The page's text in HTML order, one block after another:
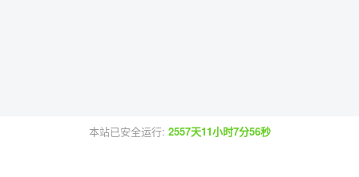
本站已安全运行: 2557天11小时7分56秒